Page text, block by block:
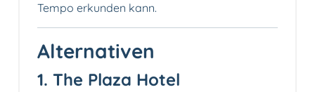
Tempo erkunden kann.
Alternativen
1. The Plaza Hotel